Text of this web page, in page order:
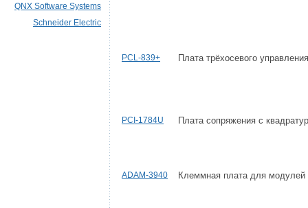
QNX Software Systems
Schneider Electric
PCL-839+ Плата трёхосевого
PCI-1784U Плата сопряжения с
ADAM-3940 Клеммная плата для модулей